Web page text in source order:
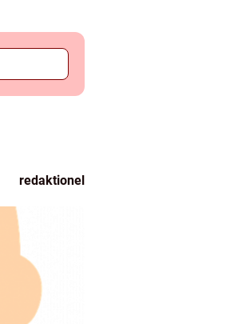
redaktionel